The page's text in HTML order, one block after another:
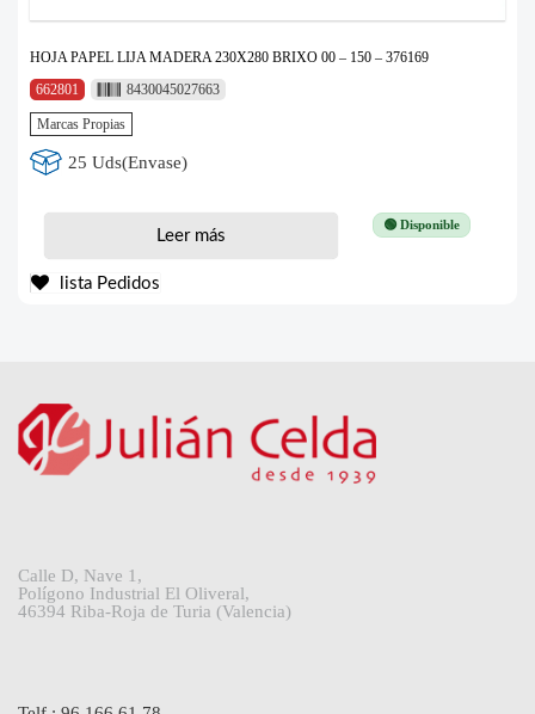
HOJA PAPEL LIJA MADERA 230X280 BRIXO 00 – 150 – 376169
662801
8430045027663
Marcas Propias
25 Uds(Envase)
🟢 Disponible
Leer más
lista Pedidos
Calle D, Nave 1,
Polígono Industrial El Oliveral,
46394 Riba-Roja de Turia (Valencia)